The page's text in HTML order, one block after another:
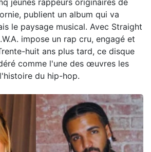
jeunes rappeurs originaires de
publient un album qui va
le paysage musical. Avec Straight
impose un rap cru, engagé et
huit ans plus tard, ce disque
comme l'une des œuvres les
du hip-hop.